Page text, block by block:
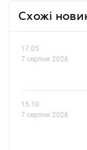
Схожі
17.05
7 серпня 2026
15.10
7 серпня 2026